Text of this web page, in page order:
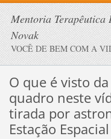
Mentoria
Novak
VOCÊ DE BEM COM A
O que é visto
quadro neste
tirada por
Estação